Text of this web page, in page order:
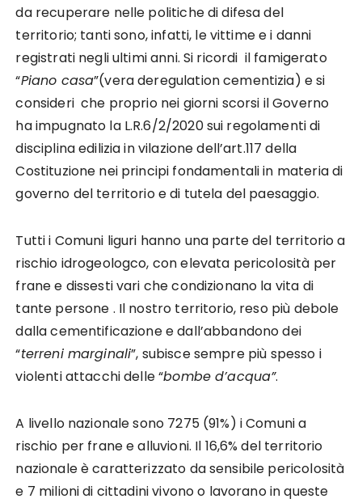
da recuperare nelle politiche di difesa del
territorio; tanti sono, infatti, le vittime e i danni
registrati negli ultimi anni. Si ricordi il famigerato
“Piano casa”(vera deregulation cementizia) e si
consideri che proprio nei giorni scorsi il Governo
ha impugnato la L.R.6/2/2020 sui regolamenti di
disciplina edilizia in vilazione dell’art.117 della
Costituzione nei principi fondamentali in materia di
governo del territorio e di tutela del paesaggio.
Tutti i Comuni liguri hanno una parte del territorio a
rischio idrogeologco, con elevata pericolosità per
frane e dissesti vari che condizionano la vita di
tante persone . Il nostro territorio, reso più debole
dalla cementificazione e dall’abbandono dei
“terreni marginali”, subisce sempre più spesso i
violenti attacchi delle “bombe d’acqua”.
A livello nazionale sono 7275 (91%) i Comuni a
rischio per frane e alluvioni. Il 16,6% del territorio
nazionale è caratterizzato da sensibile pericolosità
e 7 milioni di cittadini vivono o lavorano in queste